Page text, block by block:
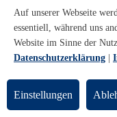
Auf unserer Webseite
essentiell, während uns
Website im Sinne der
Datenschutzerklärung
Einstellungen